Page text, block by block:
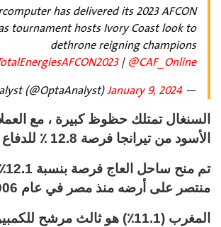
has delivered its 2023 AFCON
tournament hosts Ivory Coast look to
dethrone reigning champions
|@CAF_Online
— Opta Analyst (@OptaAnalyst)
January 9, 2024
السنغال تمتلك حظوظ كبيرة ، مع
الأسود من تيرانجا فرصة 12.8 ٪ للدفاع عن الكأس.
منتصر على أرضه منذ مصر في عام 2006.
المغرب (11.1٪) هو ثالث مرشح